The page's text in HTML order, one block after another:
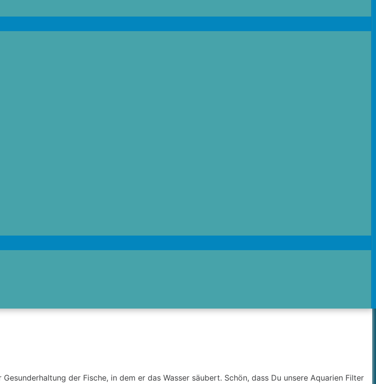
Gesunderhaltung der Fische, in dem er das Wasser säubert. Schön, dass Du unsere Aquarien Filter